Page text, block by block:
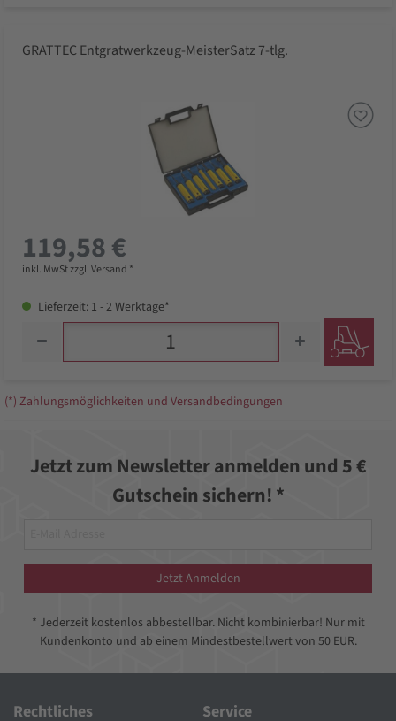
GRATTEC Entgratwerkzeug-MeisterSatz 7-tlg.
119,58 €
inkl. MwSt zzgl. Versand *
Lieferzeit: 1 - 2 Werktage*
(*) Zahlungsmöglichkeiten und Versandbedingungen
Jetzt zum Newsletter anmelden und 5 €
Gutschein sichern! *
Jetzt Anmelden
* Jederzeit kostenlos abbestellbar. Nicht kombinierbar! Nur mit
Kundenkonto und ab einem Mindestbestellwert von 50 EUR.
Rechtliches Service